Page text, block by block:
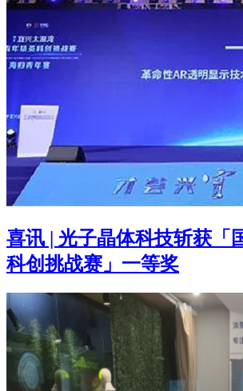
喜讯 | 光子晶体科技斩获「
科创挑战赛」一等奖